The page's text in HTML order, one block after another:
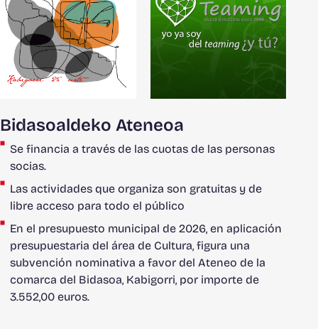
Bidasoaldeko Ateneoa
Se financia a través de las cuotas de las personas
socias.
Las actividades que organiza son gratuitas y de
libre acceso para todo el público
En el presupuesto municipal de 2026, en aplicación
presupuestaria del área de Cultura, figura una
subvención nominativa a favor del Ateneo de la
comarca del Bidasoa, Kabigorri, por importe de
3.552,00 euros.